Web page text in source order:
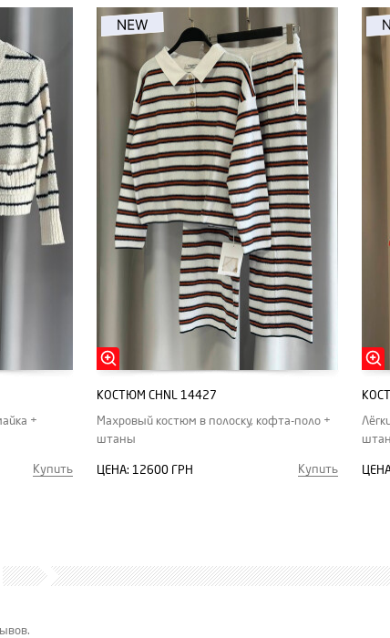
+
Купить
КОСТЮМ CHNL 14427
Махровый костюм в полоску, кофта-поло +
штаны
ЦЕНА: 12600 ГРН Купить